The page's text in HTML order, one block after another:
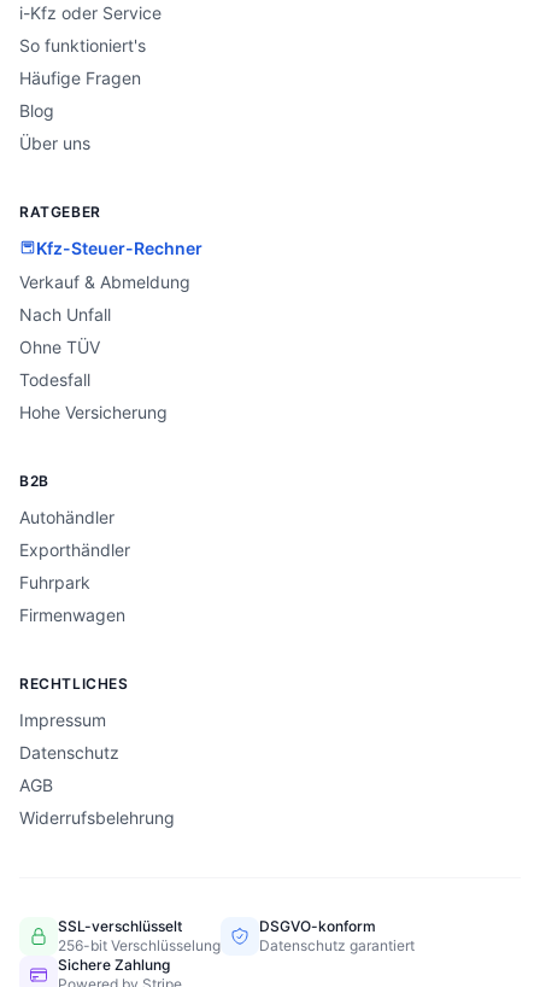
i-Kfz oder Service
So funktioniert's
Häufige Fragen
Blog
Über uns
RATGEBER
Kfz-Steuer-Rechner
Verkauf & Abmeldung
Nach Unfall
Ohne TÜV
Todesfall
Hohe Versicherung
B2B
Autohändler
Exporthändler
Fuhrpark
Firmenwagen
RECHTLICHES
Impressum
Datenschutz
AGB
Widerrufsbelehrung
SSL-verschlüsselt
256-bit Verschlüsselung
DSGVO-konform
Datenschutz garantiert
Sichere Zahlung